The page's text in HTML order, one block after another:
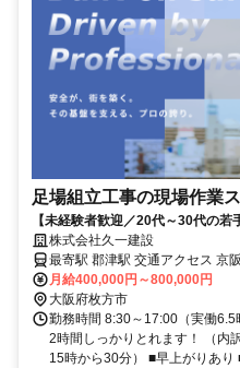
足場組立工事の現場作業
【未経験者歓迎／20代～30代の
株式会社久一建設
最寄駅 郡津駅 交通アクセス 京阪電気鉄道交野線「郡津駅」より車で
8分 ※上記は事務所へのアクセスです 【現場】 主な現場は大阪府・
月給400,000円～800,000円
大阪府枚方市
勤務時間 8:30～17:00（実働
2時間しっかりとれます！ （内
15時から30分） ■早上がりあり